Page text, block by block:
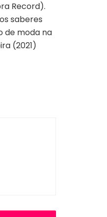
Record).
saberes
de moda na
(2021)